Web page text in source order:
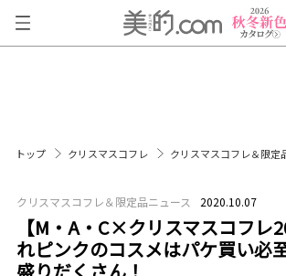
トップ クリスマスコフレ クリスマスコフレ＆限定
クリスマスコフレ＆限定品ニュース 2020.10.07
【M・A・C×クリスマスコフレ
れピンクのコスメはパケ買い必